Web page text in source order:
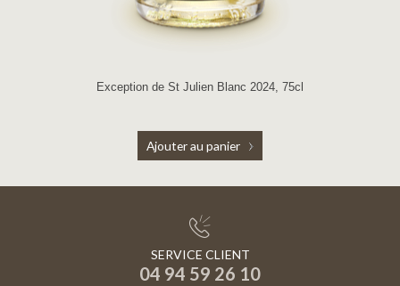
Exception de St Julien Blanc 2024, 75cl
Ajouter au panier
SERVICE CLIENT
04 94 59 26 10